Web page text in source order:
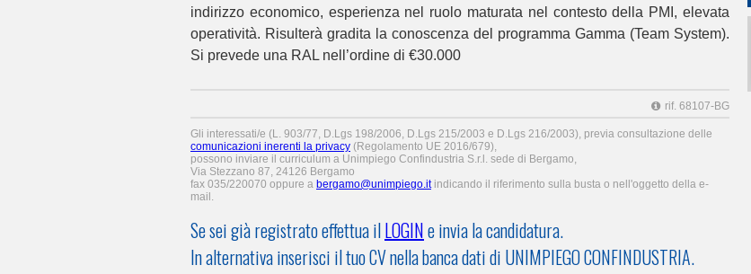
indirizzo economico, esperienza nel ruolo maturata nel contesto della PMI, elevata
operatività. Risulterà gradita la conoscenza del programma Gamma (Team System).
Si prevede una RAL nell’ordine di €30.000
rif. 68107-BG
Gli interessati/e (L. 903/77, D.Lgs 198/2006, D.Lgs 215/2003 e D.Lgs 216/2003), previa consultazione delle
comunicazioni inerenti la privacy (Regolamento UE 2016/679),
possono inviare il curriculum a Unimpiego Confindustria S.r.l. sede di Bergamo,
Via Stezzano 87, 24126 Bergamo
fax 035/220070 oppure a bergamo@unimpiego.itindicando il riferimento sulla busta o nell'oggetto della e-
mail.
Se sei già registrato effettua ilLOGINe invia la candidatura.
In alternativa inserisci il tuo CV nella banca dati di UNIMPIEGO CONFINDUSTRIA.